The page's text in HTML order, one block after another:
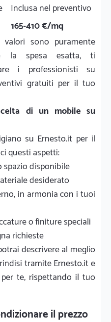
Inclusa nel preventivo
165-410 €/mq
sono puramente
la spesa esatta, ti
i professionisti su
gratuiti per il tuo
di un mobile su
su Ernesto.it per il
questi aspetti:
spazio disponibile
desiderato
in armonia con i tuoi
o finiture speciali
richieste
descrivere al meglio
tramite Ernesto.it e
te, rispettando il tuo
il prezzo